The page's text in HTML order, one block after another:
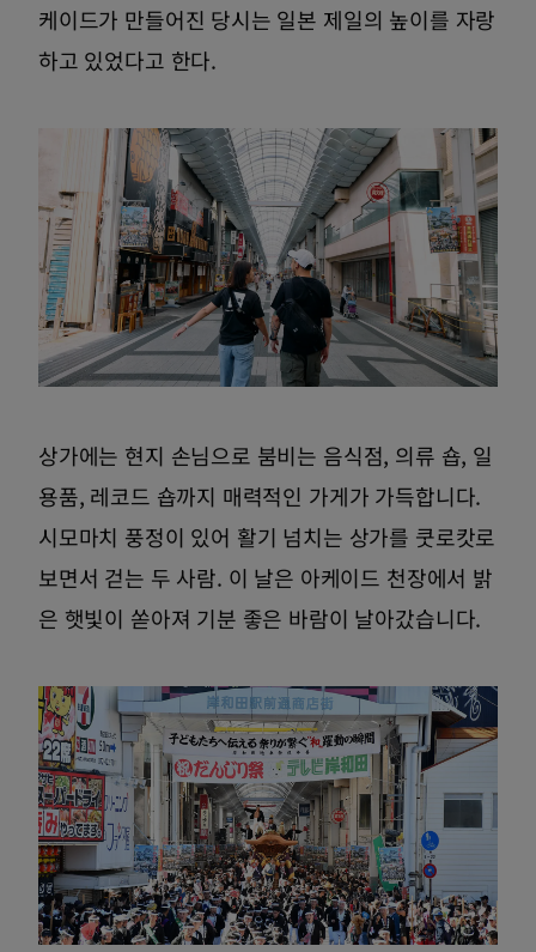
케이드가 만들어진 당시는 일본 제일의 높이를 자랑
하고 있었다고 한다.
상가에는 현지 손님으로 붐비는 음식점, 의류 숍, 일
용품, 레코드 숍까지 매력적인 가게가 가득합니다.
시모마치 풍정이 있어 활기 넘치는 상가를 쿳로캇로
보면서 걷는 두 사람. 이 날은 아케이드 천장에서 밝
은 햇빛이 쏟아져 기분 좋은 바람이 날아갔습니다.